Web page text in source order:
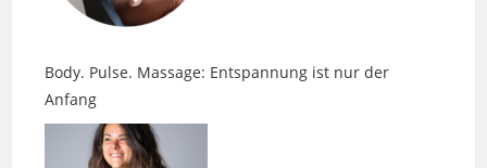
Body. Pulse. Massage: Entspannung ist nur der